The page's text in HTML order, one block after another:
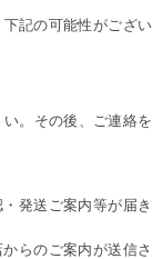
記の可能性がござい
。その後、ご連絡を
発送ご案内等が届き
らのご案内が送信さ